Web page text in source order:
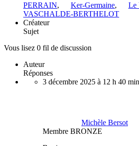
PERRAIN, Ker-Germaine,
Le
VASCHALDE-BERTHELOT
Créateur
Sujet
Vous lisez 0 fil de discussion
Auteur
Réponses
3 décembre 2025 à 12 h 40 min
Michèle Bersot
Membre BRONZE